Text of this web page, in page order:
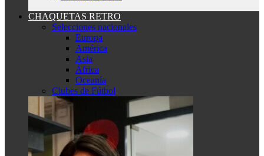
CHAQUETAS RETRO
Selecciones nacionales
Europa
América
Asia
África
Oceanía
Clubes de Fútbol